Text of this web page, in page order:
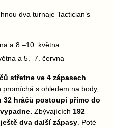
dva turnaje Tactician’s
a 8.–10. května
a 5.–7. června
střetne ve 4 zápasech
s ohledem na body,
32 hráčů postoupí přímo do
Zbývajících 192
dva další zápasy . Poté